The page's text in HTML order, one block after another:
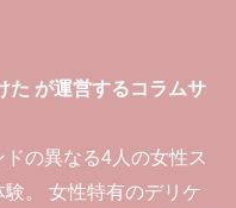
た が運営するコラムサ
の異なる4人の女性ス
。 女性特有のデリケ